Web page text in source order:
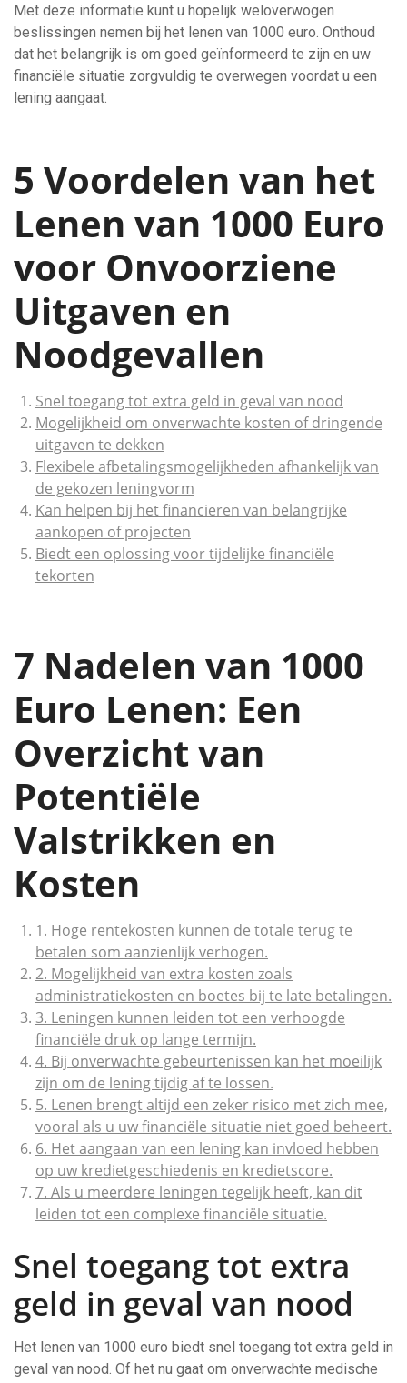
Met deze informatie kunt u hopelijk weloverwogen
beslissingen nemen bij het lenen van 1000 euro. Onthoud
dat het belangrijk is om goed geïnformeerd te zijn en uw
financiële situatie zorgvuldig te overwegen voordat u een
lening aangaat.
5 Voordelen van het
Lenen van 1000 Euro
voor Onvoorziene
Uitgaven en
Noodgevallen
Snel toegang tot extra geld in geval van nood
Mogelijkheid om onverwachte kosten of dringende
uitgaven te dekken
Flexibele afbetalingsmogelijkheden afhankelijk van
de gekozen leningvorm
Kan helpen bij het financieren van belangrijke
aankopen of projecten
Biedt een oplossing voor tijdelijke financiële
tekorten
7 Nadelen van 1000
Euro Lenen: Een
Overzicht van
Potentiële
Valstrikken en
Kosten
1. Hoge rentekosten kunnen de totale terug te
betalen som aanzienlijk verhogen.
2. Mogelijkheid van extra kosten zoals
administratiekosten en boetes bij te late betalingen.
3. Leningen kunnen leiden tot een verhoogde
financiële druk op lange termijn.
4. Bij onverwachte gebeurtenissen kan het moeilijk
zijn om de lening tijdig af te lossen.
5. Lenen brengt altijd een zeker risico met zich mee,
vooral als u uw financiële situatie niet goed beheert.
6. Het aangaan van een lening kan invloed hebben
op uw kredietgeschiedenis en kredietscore.
7. Als u meerdere leningen tegelijk heeft, kan dit
leiden tot een complexe financiële situatie.
Snel toegang tot extra
geld in geval van nood
Het lenen van 1000 euro biedt snel toegang tot extra geld in
geval van nood. Of het nu gaat om onverwachte medische